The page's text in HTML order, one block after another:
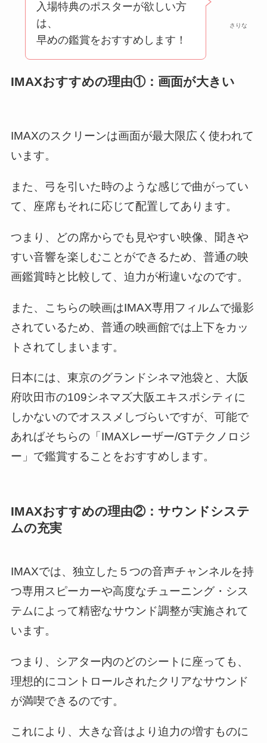
さりな
入場特典のポスターが欲しい方
は、
早めの鑑賞をおすすめします！
IMAXおすすめの理由①：画面が大きい
IMAXのスクリーンは画面が最大限広く使われて
います。
また、弓を引いた時のような感じで曲がってい
て、座席もそれに応じて配置してあります。
つまり、どの席からでも見やすい映像、聞きや
すい音響を楽しむことができるため、普通の映
画鑑賞時と比較して、迫力が桁違いなのです。
また、こちらの映画はIMAX専用フィルムで撮影
されているため、普通の映画館では上下をカッ
トされてしまいます。
日本には、東京のグランドシネマ池袋と、大阪
府吹田市の109シネマズ大阪エキスポシティに
しかないのでオススメしづらいですが、可能で
あればそちらの「IMAXレーザー/GTテクノロジ
ー」で鑑賞することをおすすめします。
IMAXおすすめの理由②：サウンドシステ
ムの充実
IMAXでは、独立した５つの音声チャンネルを持
つ専用スピーカーや高度なチューニング・シス
テムによって精密なサウンド調整が実施されて
います。
つまり、シアター内のどのシートに座っても、
理想的にコントロールされたクリアなサウンド
が満喫できるのです。
これにより、大きな音はより迫力の増すものに